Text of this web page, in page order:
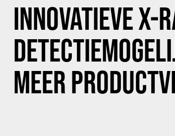
INNOVATIEVE X-
MEER